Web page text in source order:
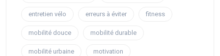
entretien vélo erreurs à éviter fitness
mobilité douce mobilité durable
mobilité urbaine motivation